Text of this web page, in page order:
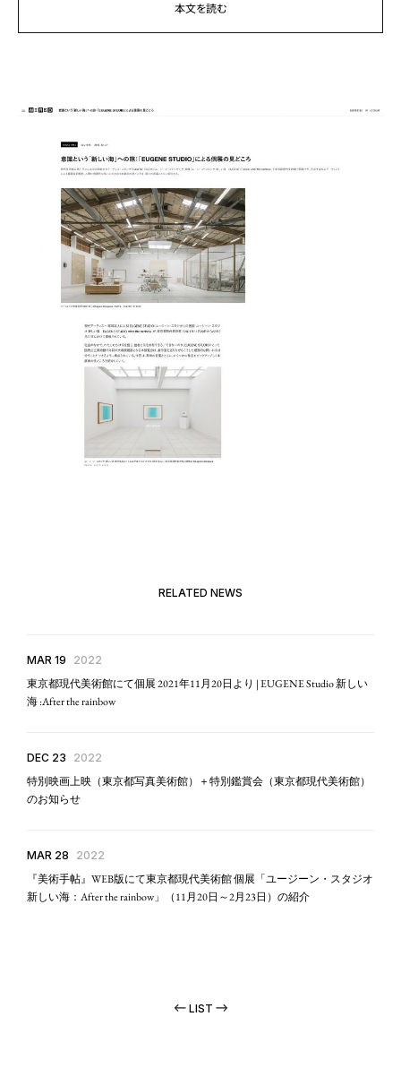
本文を読む
RELATED NEWS
MAR 19 2022
東京都現代美術館にて個展 2021年11月20日より | EUGENE Studio 新しい
海 :After the rainbow
DEC 23 2022
特別映画上映（東京都写真美術館）＋特別鑑賞会（東京都現代美術館）
のお知らせ
MAR 28 2022
『美術手帖』WEB版にて東京都現代美術館 個展「ユージーン・スタジオ
新しい海：After the rainbow」（11月20日～2月23日）の紹介
LIST